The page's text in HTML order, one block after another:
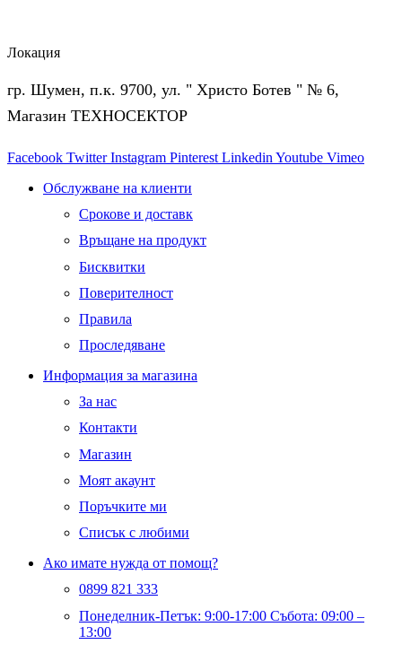
Локация
гр. Шумен, п.к. 9700, ул. " Христо Ботев " № 6,
Магазин ТЕХНОСЕКТОР
Facebook Twitter Instagram Pinterest Linkedin Youtube Vimeo
Обслужване на клиенти
Срокове и доставк
Връщане на продукт
Бисквитки
Поверителност
Правила
Проследяване
Информация за магазина
За нас
Контакти
Магазин
Моят акаунт
Поръчките ми
Списък с любими
Ако имате нужда от помощ?
0899 821 333
Понеделник-Петък: 9:00-17:00 Събота: 09:00 –
13:00